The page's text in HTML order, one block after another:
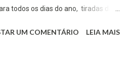
todos os dias do ano, tiradas das
sobre este doutor da Igreja a
UM COMENTÁRIO LEIA MAIS